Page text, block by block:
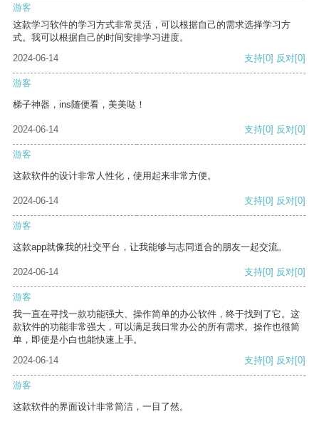
游客
这款学习软件的学习方式非常灵活，可以根据自己的需求选择学习方
式。我可以根据自己的时间安排学习进度。
2024-06-14
支持[0] 反对[0]
游客
梯子神器，ins随便看，美美哒！
2024-06-14 支持[0] 反对[0]
游客
这款软件的设计非常人性化，使用起来非常方便。
2024-06-14 支持[0] 反对[0]
游客
这款app就像我的社交平台，让我能够与志同道合的朋友一起交流。
2024-06-14 支持[0] 反对[0]
游客
我一直在寻找一款功能强大、操作简单的办公软件，终于找到了它。这
款软件的功能非常强大，可以满足我日常办公的所有需求。操作也很简
单，即使是小白也能快速上手。
2024-06-14
支持[0] 反对[0]
游客
这款软件的界面设计非常简洁，一目了然。